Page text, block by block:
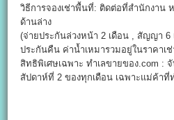
วิธีการจองเช่าพื้นที่: ติดต่อที่สำนักงาน
ด้านล่าง
(จ่ายประกันล่วงหน้า 2 เดือน , สัญญา 6
ประกันคืน ค่าน้ำเหมารวมอยู่ในราคาเช่
สิทธิพิเศษเฉพาะ ทำเลขายของ.com :
สัปดาห์ที่ 2 ของทุกเดือน เฉพาะแม่ค้าที่